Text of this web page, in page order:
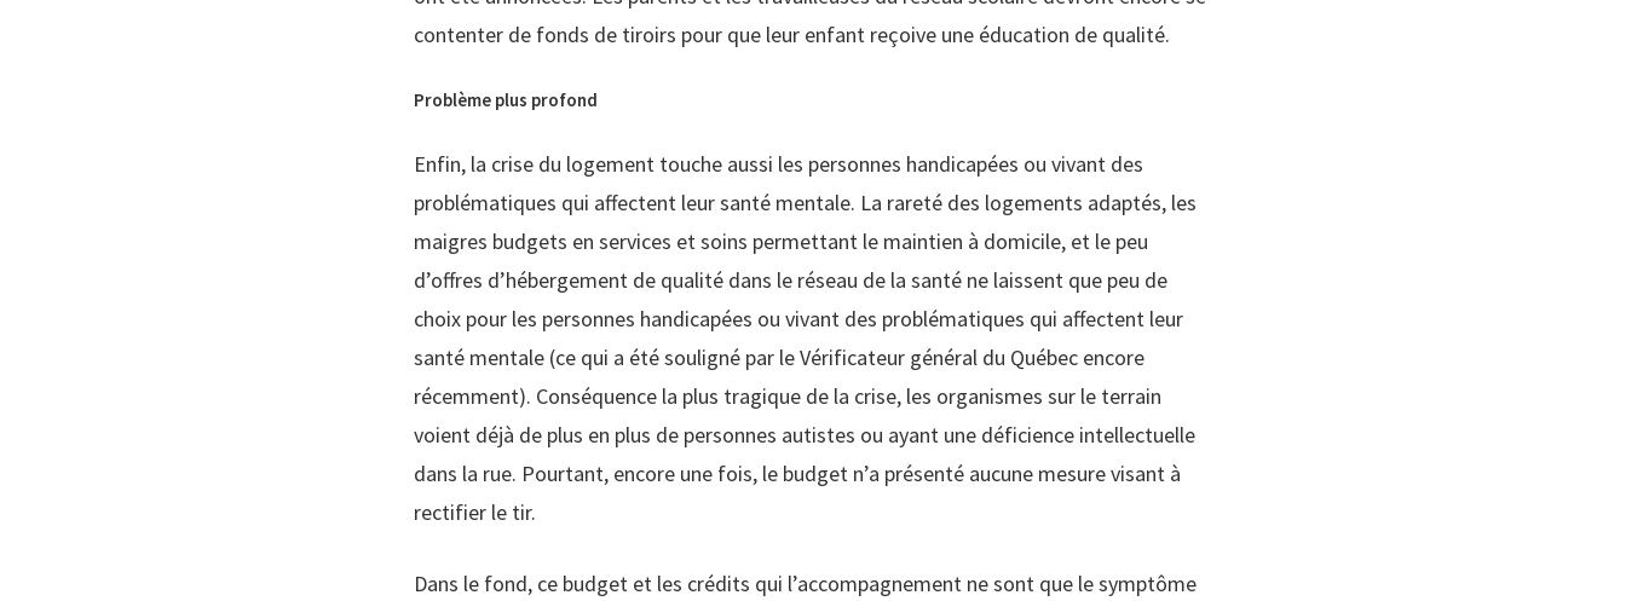
contenter de fonds de tiroirs pour que leur enfant reçoive une éducation de qualité.
Problème plus profond
Enfin, la crise du logement touche aussi les personnes handicapées ou vivant des
problématiques qui affectent leur santé mentale. La rareté des logements adaptés, les
maigres budgets en services et soins permettant le maintien à domicile, et le peu
d’offres d’hébergement de qualité dans le réseau de la santé ne laissent que peu de
choix pour les personnes handicapées ou vivant des problématiques qui affectent leur
santé mentale (ce qui a été souligné par le Vérificateur général du Québec encore
récemment). Conséquence la plus tragique de la crise, les organismes sur le terrain
voient déjà de plus en plus de personnes autistes ou ayant une déficience intellectuelle
dans la rue. Pourtant, encore une fois, le budget n’a présenté aucune mesure visant à
rectifier le tir.
Dans le fond, ce budget et les crédits qui l’accompagnement ne sont que le symptôme